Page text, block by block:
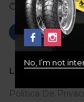
No, I’m not
Correo:
LEGALES
Politica De